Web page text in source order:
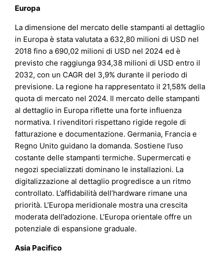
Europa
La dimensione del mercato delle stampanti al dettaglio
in Europa è stata valutata a 632,80 milioni di USD nel
2018 fino a 690,02 milioni di USD nel 2024 ed è
previsto che raggiunga 934,38 milioni di USD entro il
2032, con un CAGR del 3,9% durante il periodo di
previsione. La regione ha rappresentato il 21,58% della
quota di mercato nel 2024. Il mercato delle stampanti
al dettaglio in Europa riflette una forte influenza
normativa. I rivenditori rispettano rigide regole di
fatturazione e documentazione. Germania, Francia e
Regno Unito guidano la domanda. Sostiene l’uso
costante delle stampanti termiche. Supermercati e
negozi specializzati dominano le installazioni. La
digitalizzazione al dettaglio progredisce a un ritmo
controllato. L’affidabilità dell’hardware rimane una
priorità. L’Europa meridionale mostra una crescita
moderata dell’adozione. L’Europa orientale offre un
potenziale di espansione graduale.
Asia Pacifico